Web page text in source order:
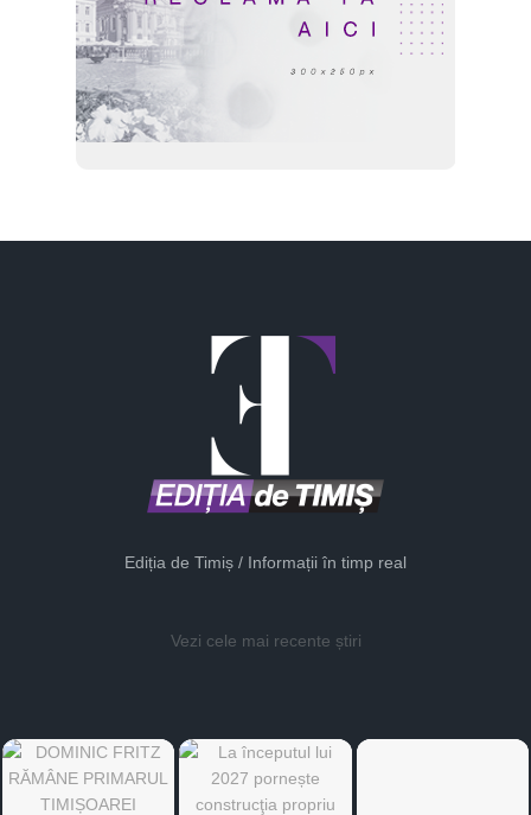
Ediția de Timiș / Informații în timp real
Vezi cele mai recente știri